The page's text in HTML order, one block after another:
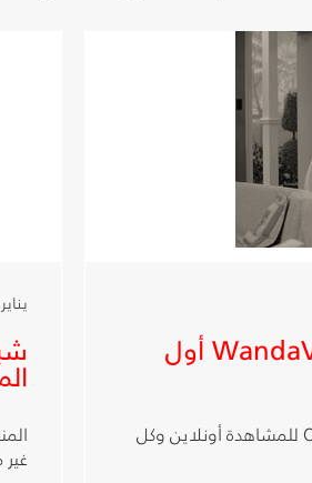
شبكة OSN تعرض مسلسل WandaVision أول
الحلقات الجديدة تعرض كل يوم جمعة على تطبيق OSN للمشاهدة أونلاين وكل
يناير 5, 2021 - دبي، الإمارات العربية المتحدة